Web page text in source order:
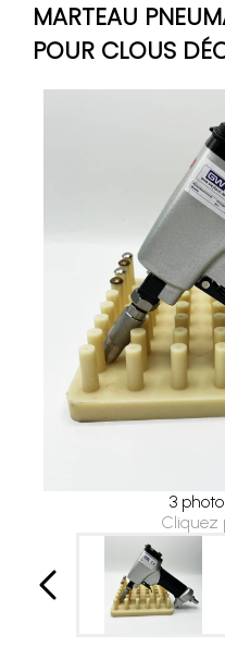
MARTEAU
POUR CLOUS
3
Cliquez